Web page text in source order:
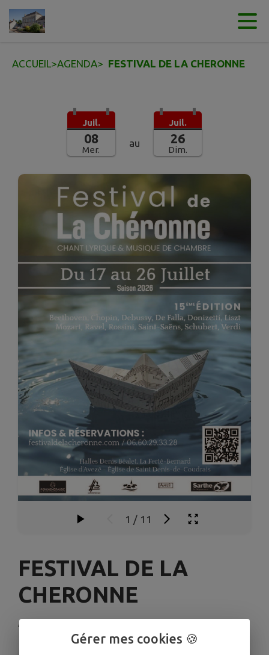
Contenu
ACCUEIL>AGENDA> FESTIVAL DE LA CHERONNE
Juil.
08
Mer.
au
Juil.
26
Dim.
1 / 11
FESTIVAL DE LA
CHERONNE
Avezé
Gérer mes cookies 🍪